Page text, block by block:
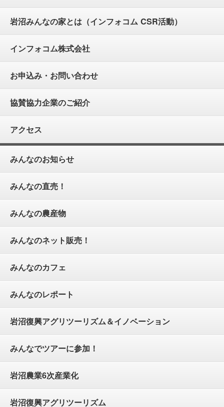
岩沼みんなの家とは（インフォコム CSR活動）
インフォコム株式会社
お申込み・お問い合わせ
協賛協力企業のご紹介
アクセス
みんなのお知らせ
みんなの直売！
みんなの農産物
みんなのネット販売！
みんなのカフェ
みんなのレポート
岩沼復興アグリツーリズム＆イノベーション
みんなでツアーに参加！
岩沼農業6次産業化
岩沼復興アグリツーリズム